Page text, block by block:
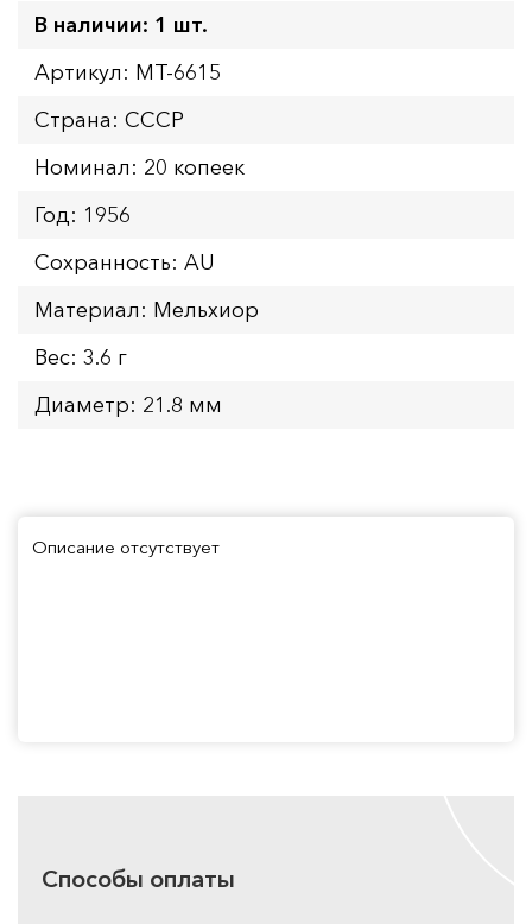
В наличии: 1 шт.
Артикул: MT-6615
Страна: СССР
Номинал: 20 копеек
Год: 1956
Сохранность: AU
Материал: Мельхиор
Вес: 3.6 г
Диаметр: 21.8 мм
Описание отсутствует
Способы оплаты